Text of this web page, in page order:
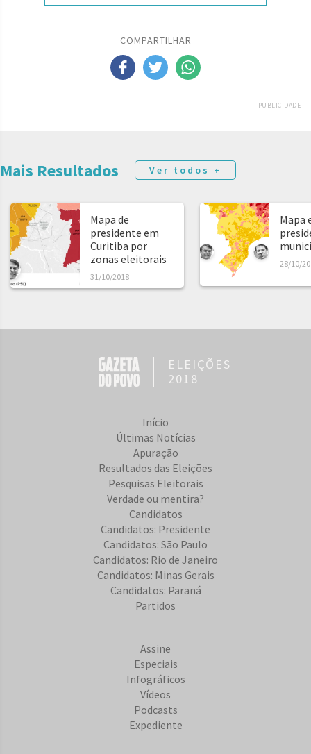
COMPARTILHAR
PUBLICIDADE
Mais Resultados Ver todos +
Mapa de
presidente em
Curitiba por
zonas eleitorais
31/10/2018
Mapa
28/10/
ELEIÇÕES
2018
Início
Últimas Notícias
Apuração
Resultados das Eleições
Pesquisas Eleitorais
Verdade ou mentira?
Candidatos
Candidatos: Presidente
Candidatos: São Paulo
Candidatos: Rio de Janeiro
Candidatos: Minas Gerais
Candidatos: Paraná
Partidos
Assine
Especiais
Infográficos
Vídeos
Podcasts
Expediente